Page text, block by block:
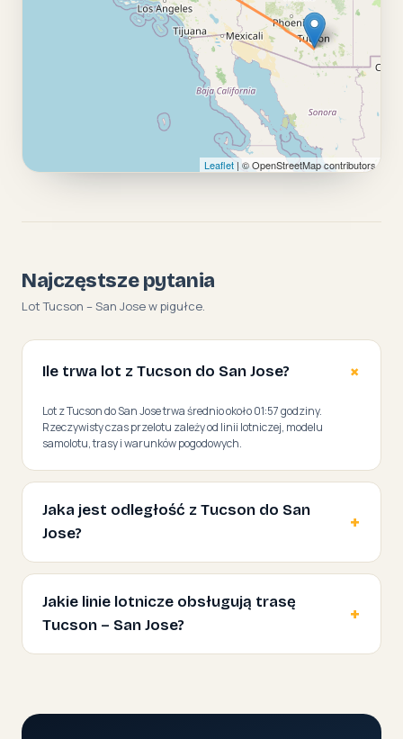
Leaflet | © OpenStreetMap contributors
Najczęstsze pytania
Lot Tucson – San Jose w pigułce.
Ile trwa lot z Tucson do San Jose?
Lot z Tucson do San Jose trwa średnio około 01:57 godziny.
Rzeczywisty czas przelotu zależy od linii lotniczej, modelu
samolotu, trasy i warunków pogodowych.
Jaka jest odległość z Tucson do San
Jose?
Jakie linie lotnicze obsługują trasę
Tucson – San Jose?